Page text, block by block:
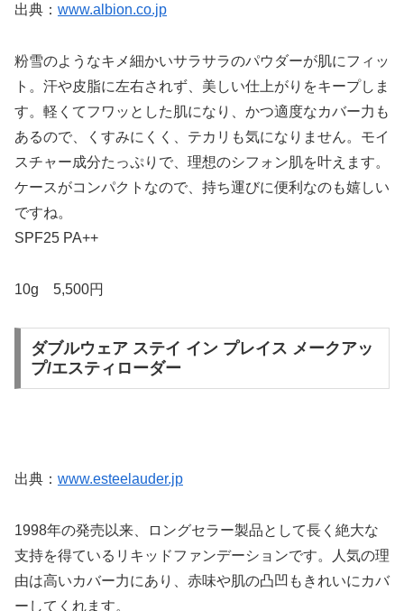
出典： www.albion.co.jp
粉雪のようなキメ細かいサラサラのパウダーが肌にフィッ
ト。汗や皮脂に左右されず、美しい仕上がりをキープしま
す。軽くてフワッとした肌になり、かつ適度なカバー力も
あるので、くすみにくく、テカリも気になりません。モイ
スチャー成分たっぷりで、理想のシフォン肌を叶えます。
ケースがコンパクトなので、持ち運びに便利なのも嬉しい
ですね。
SPF25 PA++
10g 5,500円
ダブルウェア ステイ イン プレイス メークアッ
プ/エスティローダー
出典： www.esteelauder.jp
1998年の発売以来、ロングセラー製品として長く絶大な
支持を得ているリキッドファンデーションです。人気の理
由は高いカバー力にあり、赤味や肌の凸凹もきれいにカバ
ーしてくれます。